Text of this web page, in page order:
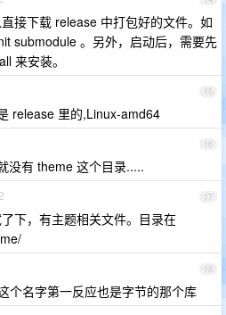
接下载 release 中打包好的文件。如
submodule 。另外，启动后，需要先
来安装。
15
release 里的,Linux-amd64
16
没有 theme 这个目录.....
17
下，有主题相关文件。目录在
18
个名字第一反应也是字节的那个库